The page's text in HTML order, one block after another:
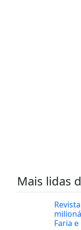
Mais lidas
Faria